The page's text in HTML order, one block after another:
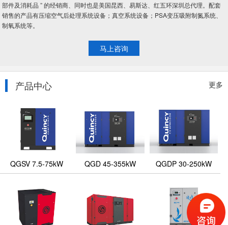
部件及消耗品 ” 的经销商、同时也是美国昆西、易斯达、红五环深圳总代理。配套
销售的产品有压缩空气后处理系统设备；真空系统设备；PSA变压吸附制氮系统、
制氧系统等。
马上咨询
更多
产品中心
QGSV 7.5-75kW QGD 45-355kW QGDP 30-250kW